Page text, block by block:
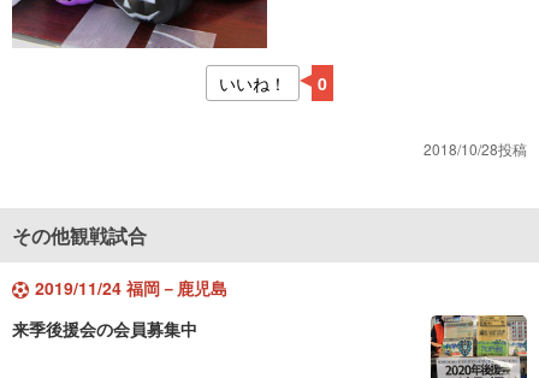
いいね！ 0
2018/10/28投稿
その他観戦試合
2019/11/24 福岡－鹿児島
来季後援会の会員募集中